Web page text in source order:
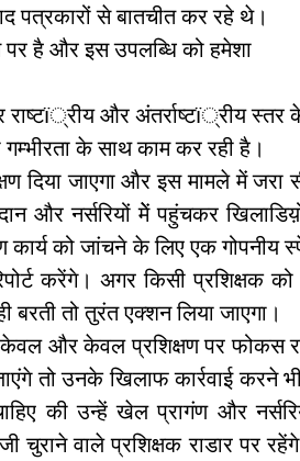
पत्रकारों से बातचीत कर रहे थे।
पर है और इस उपलब्धि को हमेशा
राष्टï्रीय और अंतर्राष्टï्रीय स्तर
के साथ काम कर रही है।
दिया जाएगा और इस मामले में जरा
और नर्सरियों मेें पहुंचकर
कार्य को जांचने के लिए एक गोपनीय
करेंगे। अगर किसी प्रशिक्षक को
बरती तो तुरंत एक्शन लिया जाएगा।
केवल और केवल प्रशिक्षण पर फोकस
तो उनके खिलाफ कार्रवाई करने
की उन्हें खेल प्रागंण और
चुराने वाले प्रशिक्षक राडार पर